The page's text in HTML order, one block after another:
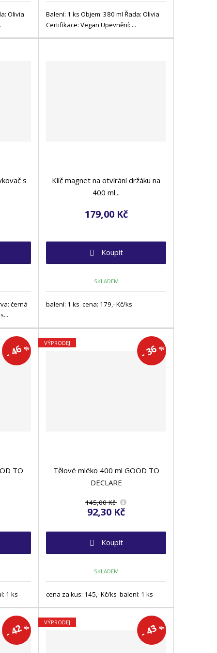
Olivia
Balení: 1 ks Objem: 380 ml Řada: Olivia
Certifikace: Vegan Upevnění: ...
s
černá
Klíč magnet na otvírání držáku na
400 ml...
179,00 Kč
Koupit
SKLADEM
balení: 1 ks cena: 179,- Kč/ks
-46%
TO
1 ks
-36%
VÝPRODEJ
Tělové mléko 400 ml GOOD TO
DECLARE
145,00 Kč
92,30 Kč
Koupit
SKLADEM
cena za kus: 145,- Kč/ks balení: 1 ks
-42% -43%
VÝPRODEJ